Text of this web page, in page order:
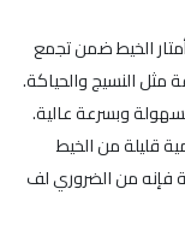
الخيط ضمن تجمع
مثل النسيج والحياكة.
وبسرعة عالية.
قليلة من الخيط
فإنه من الضروري لف